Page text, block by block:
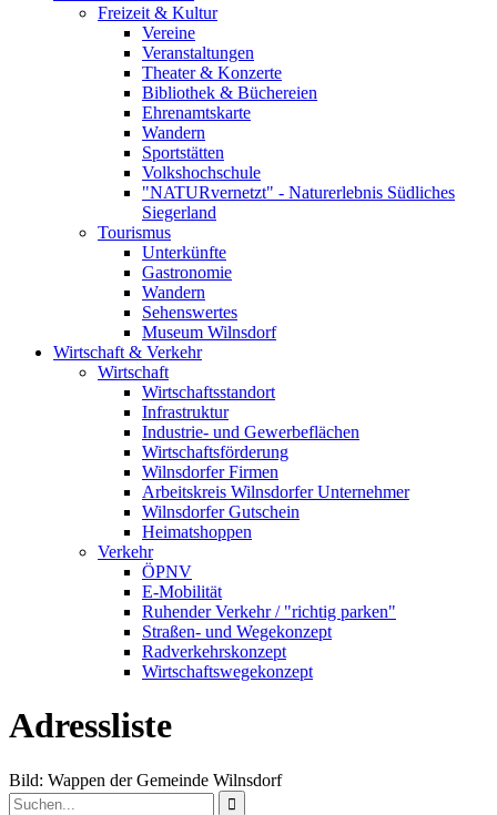
Freizeit & Kultur
Vereine
Veranstaltungen
Theater & Konzerte
Bibliothek & Büchereien
Ehrenamtskarte
Wandern
Sportstätten
Volkshochschule
"NATURvernetzt" - Naturerlebnis Südliches
Siegerland
Tourismus
Unterkünfte
Gastronomie
Wandern
Sehenswertes
Museum Wilnsdorf
Wirtschaft & Verkehr
Wirtschaft
Wirtschaftsstandort
Infrastruktur
Industrie- und Gewerbeflächen
Wirtschaftsförderung
Wilnsdorfer Firmen
Arbeitskreis Wilnsdorfer Unternehmer
Wilnsdorfer Gutschein
Heimatshoppen
Verkehr
ÖPNV
E-Mobilität
Ruhender Verkehr / "richtig parken"
Straßen- und Wegekonzept
Radverkehrskonzept
Wirtschaftswegekonzept
Adressliste
Bild: Wappen der Gemeinde Wilnsdorf